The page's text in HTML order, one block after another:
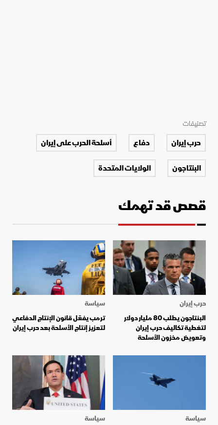
تصنيفات
حرب إيران دفاع
أسلحة الحرب على إيران
البنتاجون
الولايات المتحدة
قصص قد تهمك
حرب إيران
البنتاجون يطلب 80 مليار دولار
لتغطية تكاليف حرب إيران
وتعويض مخزون الأسلحة
سياسة
ترمب يفعّل قانون الإنتاج الدفاعي
لتعزيز إنتاج الأسلحة بعد حرب إيران
سياسة سياسة